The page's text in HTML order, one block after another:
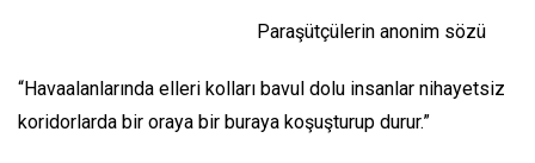
Paraşütçülerin anonim sözü
“Havaalanlarında elleri kolları bavul dolu insanlar nihayetsiz
koridorlarda bir oraya bir buraya koşuşturup durur.”